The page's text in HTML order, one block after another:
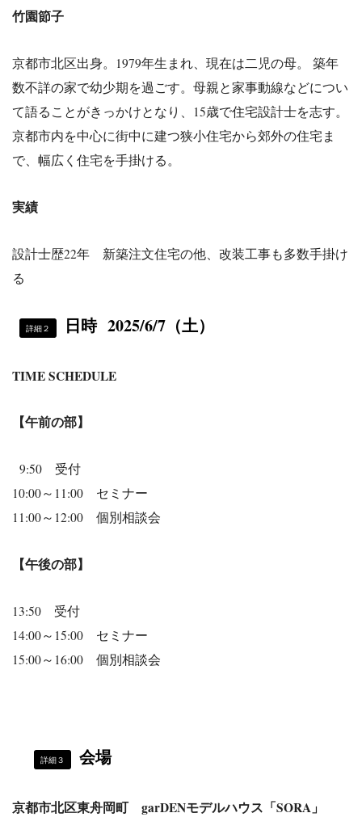
竹園節子
京都市北区出身。1979年生まれ、現在は二児の母。 築年
数不詳の家で幼少期を過ごす。母親と家事動線などについ
て語ることがきっかけとなり、15歳で住宅設計士を志す。
京都市内を中心に街中に建つ狭小住宅から郊外の住宅ま
で、幅広く住宅を手掛ける。
実績
設計士歴22年 新築注文住宅の他、改装工事も多数手掛け
る
詳細２ 日時 2025/6/7 （土）
TIME SCHEDULE
【午前の部】
9:50 受付
10:00～11:00 セミナー
11:00～12:00 個別相談会
【午後の部】
13:50 受付
14:00～15:00 セミナー
15:00～16:00 個別相談会
詳細３ 会場
京都市北区東舟岡町 garDENモデルハウス「SORA」